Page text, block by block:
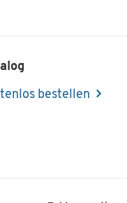
bestellen